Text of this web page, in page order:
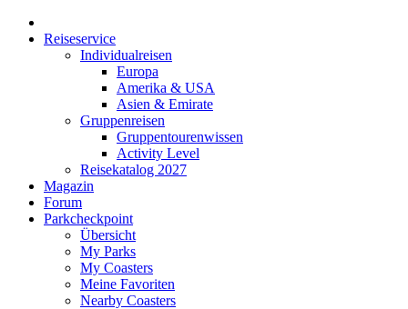
Reiseservice
Individualreisen
Europa
Amerika & USA
Asien & Emirate
Gruppenreisen
Gruppentourenwissen
Activity Level
Reisekatalog 2027
Magazin
Forum
Parkcheckpoint
Übersicht
My Parks
My Coasters
Meine Favoriten
Nearby Coasters